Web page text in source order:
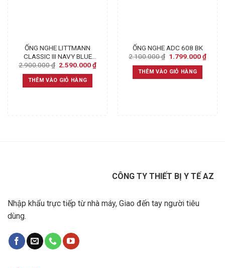
ỐNG NGHE LITTMANN
CLASSIC III NAVY BLUE
5622.
2.900.000₫ Original
was:
2.900.000 ₫.
2.590.000₫Current
THÊM VÀO GIỎ HÀNG
ỐNG NGHE ADC 608 BK
2.100.000₫ Original
was:
2.100.000 ₫.
1.799.000₫
THÊM VÀO GIỎ HÀNG
CÔNG TY THIẾT BỊ Y TẾ AZ
Nhập khẩu trực tiếp từ nhà máy, Giao đến tay người tiêu
dùng.